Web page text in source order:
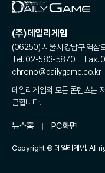
(주)데일리게임
(06250) 서울시 강남구 역삼
Tel. 02-583-5870 | Fax.
chrono@dailygame.co.kr
데일리게임의 모든 콘텐츠는
금합니다.
뉴스홈 PC화면
Copyright © 데일리게임. All